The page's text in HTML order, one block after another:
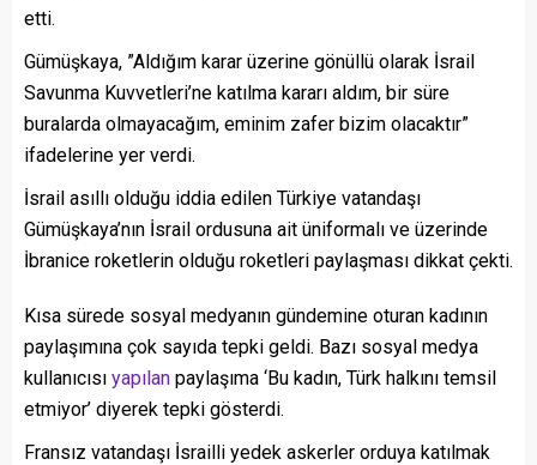
etti.
Gümüşkaya, ”Aldığım karar üzerine gönüllü olarak İsrail
Savunma Kuvvetleri’ne katılma kararı aldım, bir süre
buralarda olmayacağım, eminim zafer bizim olacaktır”
ifadelerine yer verdi.
İsrail asıllı olduğu iddia edilen Türkiye vatandaşı
Gümüşkaya’nın İsrail ordusuna ait üniformalı ve üzerinde
İbranice roketlerin olduğu roketleri paylaşması dikkat çekti.
Kısa sürede sosyal medyanın gündemine oturan kadının
paylaşımına çok sayıda tepki geldi. Bazı sosyal medya
kullanıcısı yapılan paylaşıma ‘Bu kadın, Türk halkını temsil
etmiyor’ diyerek tepki gösterdi.
Fransız vatandaşı İsrailli yedek askerler orduya katılmak